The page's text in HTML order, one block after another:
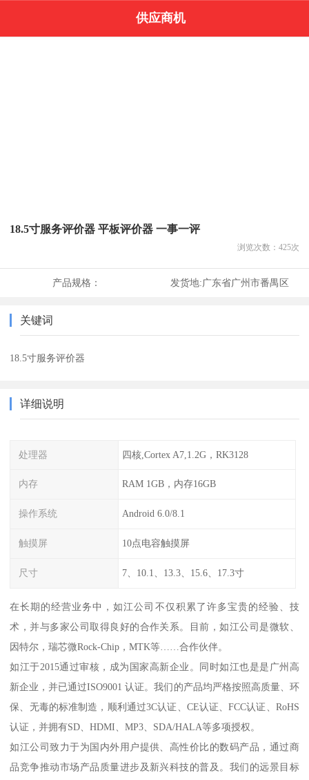
供应商机
18.5寸服务评价器 平板评价器 一事一评
浏览次数： 425次
产品规格： 发货地:广东省广州市番禺区
关键词
18.5寸服务评价器
详细说明
处理器 四核,Cortex A7,1.2G，RK3128
内存 RAM 1GB，内存16GB
操作系统 Android 6.0/8.1
触摸屏 10点电容触摸屏
尺寸 7、10.1、13.3、15.6、17.3寸
在长期的经营业务中，如江公司不仅积累了许多宝贵的经验、技
术，并与多家公司取得良好的合作关系。目前，如江公司是微软、
因特尔，瑞芯微Rock-Chip，MTK等……合作伙伴。
如江于2015通过审核，成为国家高新企业。同时如江也是是广州高
新企业，并已通过ISO9001 认证。我们的产品均严格按照高质量、环
保、无毒的标准制造，顺利通过3C认证、CE认证、FCC认证、RoHS
认证，并拥有SD、HDMI、MP3、SDA/HALA等多项授权。
如江公司致力于为国内外用户提供、高性价比的数码产品，通过商
品竞争推动市场产品质量进步及新兴科技的普及。我们的远景目标